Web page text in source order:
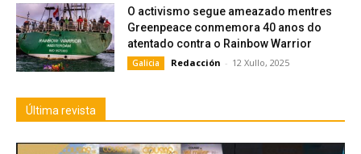
O activismo segue ameazado mentres
Greenpeace conmemora 40 anos do
atentado contra o Rainbow Warrior
Galicia Redacción - 12 Xullo, 2025
Última revista